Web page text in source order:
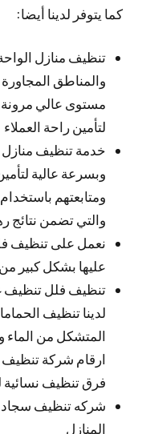
كما يتوفر لدينا أيضا:
تنظيف منازل
والمناطق
مستوى عالي مرونة
لتأمين راحة العملاء
وبسرعة عالية
ومتابعتهم
والتي تضمن نتائج
نعمل على تنظيف
عليها بشكل كبير
تنظيف فلل تنظيف
لدينا تنظيف
المتشكل من الماء
ارقام شركة تنظيف
فرق تنظيف نسائية
شركه تنظيف
المنازل